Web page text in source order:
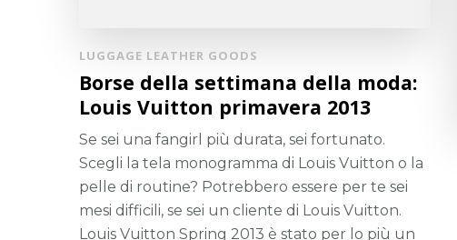
LUGGAGE LEATHER GOODS
Borse della settimana della moda:
Louis Vuitton primavera 2013
Se sei una fangirl più durata, sei fortunato.
Scegli la tela monogramma di Louis Vuitton o la
pelle di routine? Potrebbero essere per te sei
mesi difficili, se sei un cliente di Louis Vuitton.
Louis Vuitton Spring 2013 è stato per lo più un